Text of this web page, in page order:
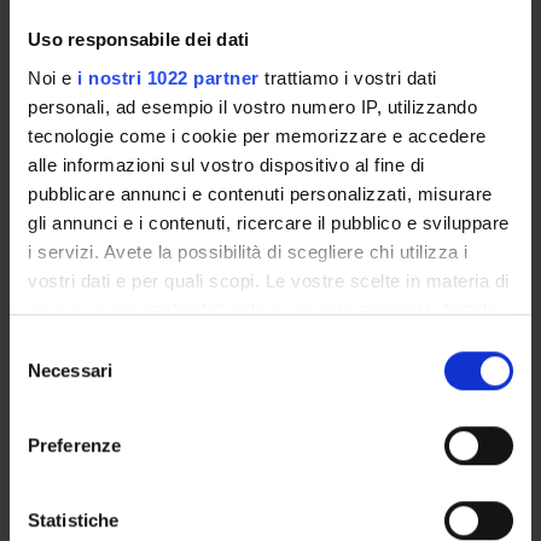
Uso responsabile dei dati
Noi e i nostri 1022 partner trattiamo i vostri dati
personali, ad esempio il vostro numero IP, utilizzando
tecnologie come i cookie per memorizzare e accedere
alle informazioni sul vostro dispositivo al fine di
pubblicare annunci e contenuti personalizzati, misurare
gli annunci e i contenuti, ricercare il pubblico e sviluppare
i servizi. Avete la possibilità di scegliere chi utilizza i
vostri dati e per quali scopi. Le vostre scelte in materia di
privacy sono applicabili solo su questa proprietà digitale
modificare o revocare il proprio consenso in qualsiasi
momento dalla Dichiarazione sui cookie o facendo clic
raccogliere informazioni sulla tua posizione
delNecessari
Preferenze
Statistiche
Centro ricerche di Gnoseologia e Metafisica
GEN. I. E. (Generi, Intersezionalità, Educazione)
RE-WOrk (REsearching for REmaking Work and
Organizing)
CREAa Centro di ricerche Etnografiche e di
Antropologia applicata "F. Cappelletto"
CRED - Centro di ricerca educativa e didattica
CRSP - Centro di Ricerca Psico-Sociale nei servizi
alla persona
POLITESSE - Centro di Ricerca Politesse – Politiche
e Teorie della Sessualità PO
Global and Comparative Policy S